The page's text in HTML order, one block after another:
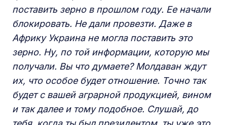
поставить зерно в прошлом году. Ее начали
блокировать. Не дали провезти. Даже в
Африку Украина не могла поставить это
зерно. Ну, по той информации, которую мы
получали. Вы что думаете? Молдаван ждут
их, что особое будет отношение. Точно так
будет с вашей аграрной продукцией, вином
и так далее и тому подобное. Слушай, до